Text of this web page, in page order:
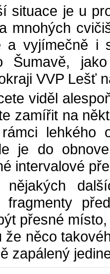
situace je u
mnohých
a vyjímečně i
Šumavě,
VVP Lešť
viděl
zamířit na
lehkého
je do
intervalové
fragmenty
přesné
že něco
zapálený